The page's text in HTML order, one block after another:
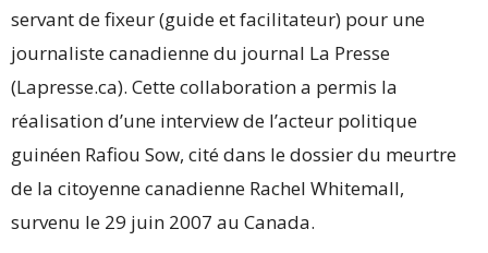
servant de fixeur (guide et facilitateur) pour une
journaliste canadienne du journal La Presse
(Lapresse.ca). Cette collaboration a permis la
réalisation d’une interview de l’acteur politique
guinéen Rafiou Sow, cité dans le dossier du meurtre
de la citoyenne canadienne Rachel Whitemall,
survenu le 29 juin 2007 au Canada.